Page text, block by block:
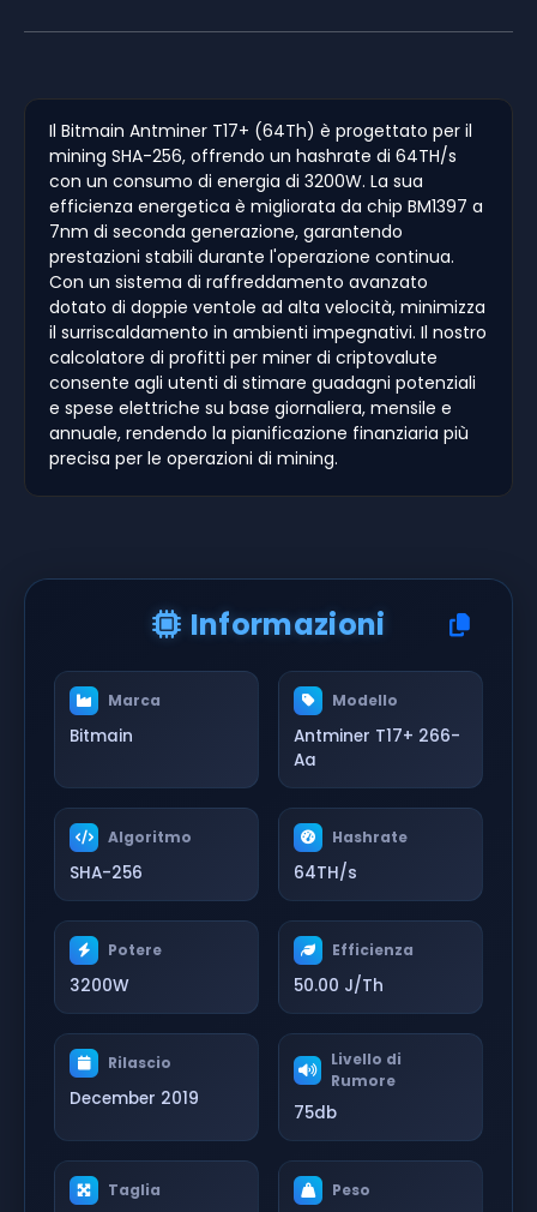
Il Bitmain Antminer T17+ (64Th) è progettato per il
mining SHA-256, offrendo un hashrate di 64TH/s
con un consumo di energia di 3200W. La sua
efficienza energetica è migliorata da chip BM1397 a
7nm di seconda generazione, garantendo
prestazioni stabili durante l'operazione continua.
Con un sistema di raffreddamento avanzato
dotato di doppie ventole ad alta velocità, minimizza
il surriscaldamento in ambienti impegnativi. Il nostro
calcolatore di profitti per miner di criptovalute
consente agli utenti di stimare guadagni potenziali
e spese elettriche su base giornaliera, mensile e
annuale, rendendo la pianificazione finanziaria più
precisa per le operazioni di mining.
Informazioni
Marca
Bitmain
Modello
Antminer T17+ 266-
Aa
Algoritmo
SHA-256
Hashrate
64TH/s
Potere
3200W
Efficienza
50.00 J/Th
Rilascio
December 2019
Livello di
Rumore
75db
Taglia Peso